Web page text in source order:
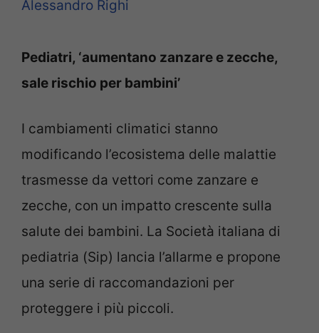
Alessandro Righi
Pediatri, ‘aumentano zanzare e zecche,
sale rischio per bambini’
I cambiamenti climatici stanno
modificando l’ecosistema delle malattie
trasmesse da vettori come zanzare e
zecche, con un impatto crescente sulla
salute dei bambini. La Società italiana di
pediatria (Sip) lancia l’allarme e propone
una serie di raccomandazioni per
proteggere i più piccoli.